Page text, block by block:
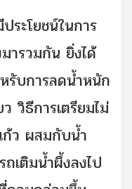
ระโยชน์ในการ
ารวมกัน ยิ่งได้
รับการลดน้ำหนัก
วิธีการเตรียมไม่
ก้ว ผสมกับน้ำ
เติมน้ำผึ้งลงไป